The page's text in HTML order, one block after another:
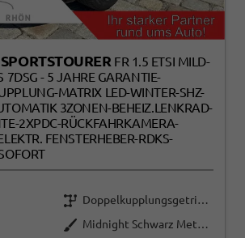
FR 1.5 ETSI MILD-
7DSG - 5 JAHRE GARANTIE-
MATRIX LED-WINTER-SHZ-
3ZONEN-BEHEIZ.LENKRAD-
2XPDC-RÜCKFAHRKAMERA-
FENSTERHEBER-RDKS-
Doppelkupplungsgetriebe (DSG)
Midnight Schwarz Metallic